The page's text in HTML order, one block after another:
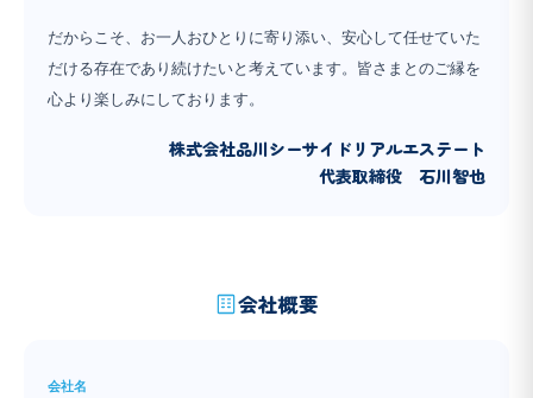
だからこそ、お一人おひとりに寄り添い、安心して任せていた
だける存在であり続けたいと考えています。皆さまとのご縁を
心より楽しみにしております。
株式会社品川シーサイドリアルエステート
代表取締役 石川智也
会社概要
会社名